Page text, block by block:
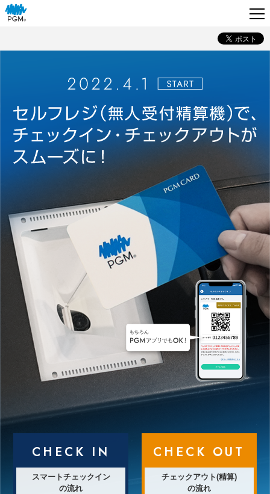
CHECK IN
スマートチェックイン
の流れ
CHECK OUT
チェックアウト(精算)
の流れ